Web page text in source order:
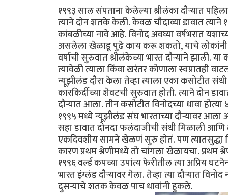
१९९३ साल संपताना केलेल्या श्रीलंका दौऱ्यात
त्याने दोन शतके केली. केवळ चौदाव्या डावात त्याने
कांबळीच्या नावे आहे. विनोद अवघ्या वर्षभरात
असलेला खेळाडू पुढे काय करू शकतो, याचे
वर्षाची सुरुवात श्रीलंकेच्या भारत दौऱ्याने झाली.
त्यावेळी त्याला किंवा खरंतर कोणाला स्वप्नातही
न्यूझीलंड दौरा केला तेव्हा त्याला एका कसोटीत
कारकिर्दीच्या शेवटची सुरुवात होती. त्याने दोन
दौऱ्यात आला. तीन कसोटीत विनोदच्या धावा
१९९५ मध्ये न्यूझीलंड संघ भारताच्या दौऱ्यावर आला
सहा डावात दोनदा फलंदाजीची संधी मिळाली
एकदिवशीय सामने खेळणं सुरु होतं. पण त्यातसुद्धा
कारण प्रथम श्रेणीमध्ये तो चांगला खेळायचा. प्रथम
१९९६ वर्ल्ड कपच्या उपांत्य फेरीतील त्या अप्रिय
भारत इंग्लंड दौऱ्यावर गेला. तेव्हा त्या दौऱ्यात
दुसऱ्याचे शतक केवळ पाच धावांनी हुकले.